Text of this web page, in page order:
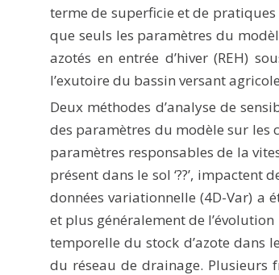
terme de superficie et de pratiques
que seuls les paramètres du
azotés en entrée d’hiver (REH)
l’exutoire du bassin versant
Deux méthodes d’analyse de
des paramètres du modèle sur les
paramètres responsables de la
présent dans le sol ‘??’, impactent
données variationnelle (4D-Var) a
et plus généralement de l’évolution
temporelle du stock d’azote dans
du réseau de drainage. Plusieurs